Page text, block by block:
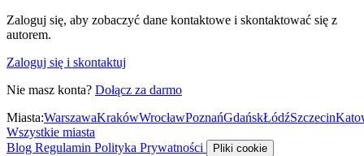
Zaloguj się, aby zobaczyć dane kontaktowe i skontaktować się z
autorem.
Zaloguj się i skontaktuj
Nie masz konta? Dołącz za darmo
Miasta:WarszawaKrakówWrocławPoznańGdańskŁódźSzczecin
Wszystkie miasta
Blog Regulamin Polityka Prywatności Pliki cookie